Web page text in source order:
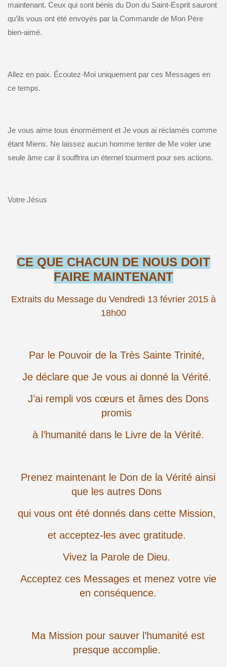
maintenant. Ceux qui sont bénis du Don du Saint-Esprit sauront
qu’ils vous ont été envoyés par la Commande de Mon Père
bien-aimé.
Allez en paix. Écoutez-Moi uniquement par ces Messages en
ce temps.
Je vous aime tous énormément et Je vous ai réclamés comme
étant Miens. Ne laissez aucun homme tenter de Me voler une
seule âme car il souffrira un éternel tourment pour ses actions.
Votre Jésus
CE QUE CHACUN DE NOUS DOIT
FAIRE MAINTENANT
Extraits du Message du Vendredi 13 février 2015 à
18h00
Par le Pouvoir de la Très Sainte Trinité,
Je déclare que Je vous ai donné la Vérité.
J’ai rempli vos cœurs et âmes des Dons
promis
à l’humanité dans le Livre de la Vérité.
Prenez maintenant le Don de la Vérité ainsi
que les autres Dons
qui vous ont été donnés dans cette Mission,
et acceptez-les avec gratitude.
Vivez la Parole de Dieu.
Acceptez ces Messages et menez votre vie
en conséquence.
Ma Mission pour sauver l’humanité est
presque accomplie.